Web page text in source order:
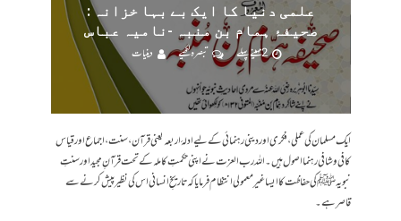
علمی دنیا کا ایک بے بہا خزانہ :
صحیفۂ ہمام بن منبہ -نامیہ عباس
2 مہینے پہلے
تبصرہ لکھیے دینیات
ایک مسلمان کی عملی، فکری اور دینی رہنمائی کے لیے ادلۂ اربعہ یعنی قرآن، سنت، اجماع اور قیاس
کافی و شافی رہنما اصول ہیں۔ اللہ رب العزت نے اپنی حکمتِ کاملہ کے تحت قرآنِ مجید اور سنتِ
نبویہ ﷺ کی حفاظت کا ایسا غیر معمولی انتظام فرمایا کہ تاریخِ انسانی اس کی نظیر پیش کرنے سے
قاصر ہے۔